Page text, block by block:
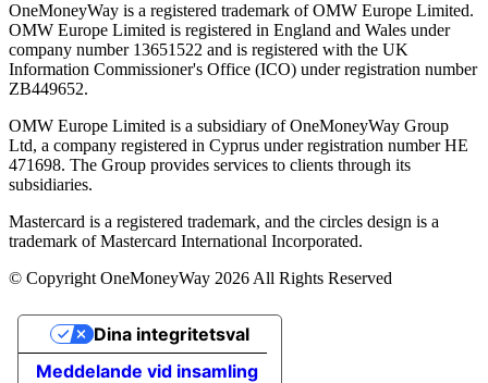
OneMoneyWay is a registered trademark of OMW Europe Limited.
OMW Europe Limited is registered in England and Wales under
company number 13651522 and is registered with the UK
Information Commissioner's Office (ICO) under registration number
ZB449652.
OMW Europe Limited is a subsidiary of OneMoneyWay Group
Ltd, a company registered in Cyprus under registration number ΗΕ
471698. The Group provides services to clients through its
subsidiaries.
Mastercard is a registered trademark, and the circles design is a
trademark of Mastercard International Incorporated.
© Copyright OneMoneyWay 2026 All Rights Reserved
Meddelande vid insamling
Dina integritetsval